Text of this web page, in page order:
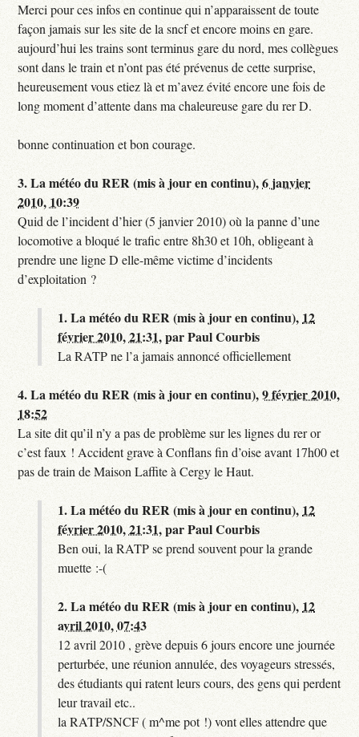
Merci pour ces infos en continue qui n’apparaissent de toute
façon jamais sur les site de la sncf et encore moins en gare.
aujourd’hui les trains sont terminus gare du nord, mes collègues
sont dans le train et n’ont pas été prévenus de cette surprise,
heureusement vous etiez là et m’avez évité encore une fois de
long moment d’attente dans ma chaleureuse gare du rer D.
bonne continuation et bon courage.
3.La météo du RER (mis à jour en continu),6 janvier
2010, 10:39
Quid de l’incident d’hier (5 janvier 2010) où la panne d’une
locomotive a bloqué le trafic entre 8h30 et 10h, obligeant à
prendre une ligne D elle-même victime d’incidents
d’exploitation ?
1.La météo du RER (mis à jour en continu), 12
février 2010, 21:31,parPaul Courbis
La RATP ne l’a jamais annoncé officiellement
4.La météo du RER (mis à jour en continu),9 février 2010,
18:52
La site dit qu’il n’y a pas de problème sur les lignes du rer or
c’est faux ! Accident grave à Conflans fin d’oise avant 17h00 et
pas de train de Maison Laffite à Cergy le Haut.
1.La météo du RER (mis à jour en continu), 12
février 2010, 21:31,parPaul Courbis
Ben oui, la RATP se prend souvent pour la grande
muette :-(
2.La météo du RER (mis à jour en continu), 12
avril 2010, 07:43
12 avril 2010 , grève depuis 6 jours encore une journée
perturbée, une réunion annulée, des voyageurs stressés,
des étudiants qui ratent leurs cours, des gens qui perdent
leur travail etc..
la RATP/SNCF ( m^me pot !) vont elles attendre que